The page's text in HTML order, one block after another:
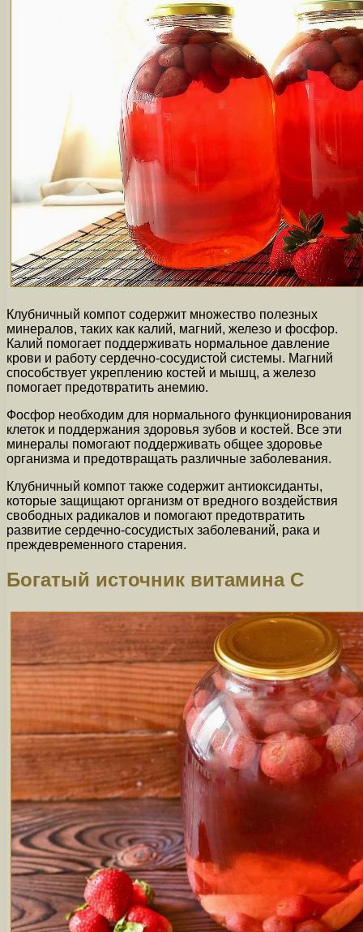
Клубничный компот содержит множество полезных
минералов, таких как калий, магний, железо и фосфор.
Калий помогает поддерживать нормальное давление
крови и работу сердечно-сосудистой системы. Магний
способствует укреплению костей и мышц, а железо
помогает предотвратить анемию.
Фосфор необходим для нормального функционирования
клеток и поддержания здоровья зубов и костей. Все эти
минералы помогают поддерживать общее здоровье
организма и предотвращать различные заболевания.
Клубничный компот также содержит антиоксиданты,
которые защищают организм от вредного воздействия
свободных радикалов и помогают предотвратить
развитие сердечно-сосудистых заболеваний, рака и
преждевременного старения.
Богатый источник витамина С